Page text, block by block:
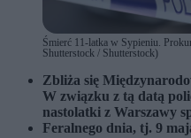
Śmierć 11-latka w Sypieniu.
Shutterstock / Shutterstock)
Zbliża się
W związku z tą datą
nastolatki z Warszawy
Feralnego dnia, tj. 9